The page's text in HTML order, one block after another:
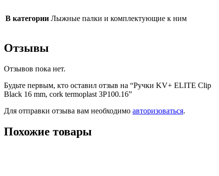
В категории Лыжные палки и комплектующие к ним
Отзывы
Отзывов пока нет.
Будьте первым, кто оставил отзыв на “Ручки KV+ ELITE Clip
Black 16 mm, cork termoplast 3P100.16”
Для отправки отзыва вам необходимо авторизоваться.
Похожие товары